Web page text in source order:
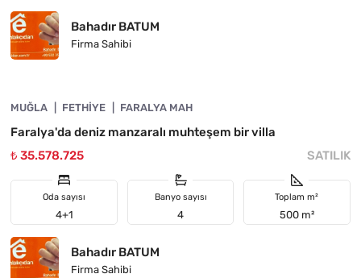
Bahadır BATUM
Firma Sahibi
YATIRIMA UYGUN
MUĞLA FETHIYE FARALYA MAH
Faralya'da deniz manzaralı muhteşem bir villa
₺ 35.578.725
SATILIK
Oda sayısı
4+1
Banyo sayısı
4
Toplam m²
500 m²
Bahadır BATUM
Firma Sahibi